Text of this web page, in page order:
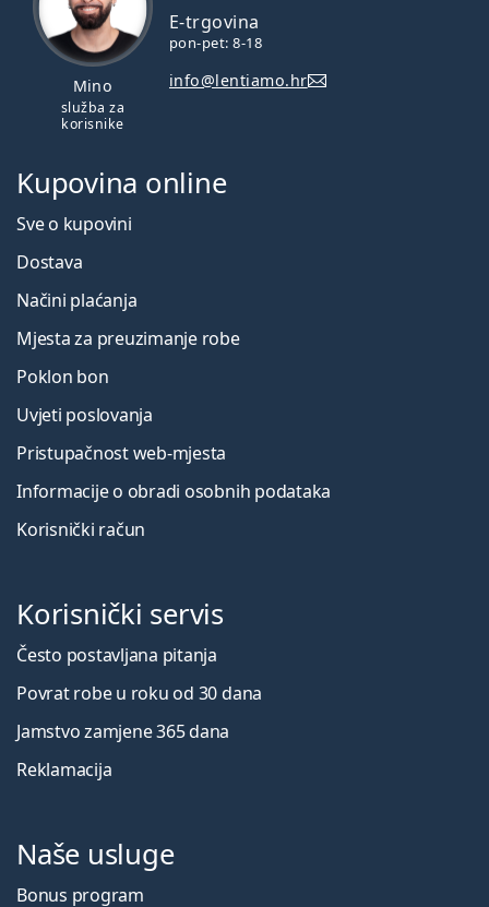
Mino
služba za
korisnike
E-trgovina
pon-pet: 8-18
info@lentiamo.hr
Kupovina online
Sve o kupovini
Dostava
Načini plaćanja
Mjesta za preuzimanje robe
Poklon bon
Uvjeti poslovanja
Pristupačnost web-mjesta
Informacije o obradi osobnih podataka
Korisnički račun
Korisnički servis
Često postavljana pitanja
Povrat robe u roku od 30 dana
Jamstvo zamjene 365 dana
Reklamacija
Naše usluge
Bonus program